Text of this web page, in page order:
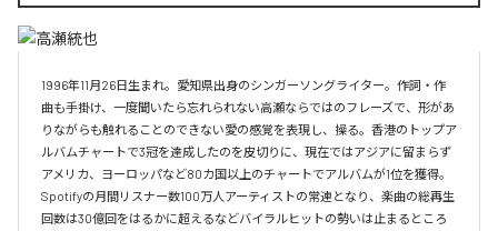
1996年11月26日生まれ。愛知県出身のシンガーソングライター。作詞・作
曲も手掛け、一度聞いたら忘れられない高瀬ならではのフレーズで、形があ
りながらも触れることのできない愛の感覚を表現し、操る。香港のトップア
ルバムチャートで3冠を達成したのを皮切りに、現在ではアジアに留まらず
アメリカ、ヨーロッパなど80カ国以上のチャートでアルバムが1位を獲得。
Spotifyの月間リスナー数100万人アーティストの常連となり、楽曲の総再生
回数は30億回をはるかに超えるなどバイラルヒットの勢いは止まるところ